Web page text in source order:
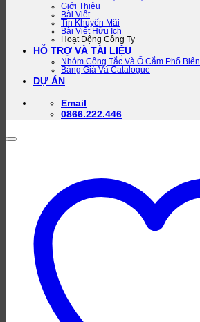
Giới Thiệu
Bài Viết
Tin Khuyến Mãi
Bài Viết Hữu Ích
Hoạt Động Công Ty
HỖ TRỢ VÀ TÀI LIỆU
Nhóm Công Tắc Và Ổ Cắm Phổ Biến
Bảng Giá Và Catalogue
DỰ ÁN
Email
0866.222.446